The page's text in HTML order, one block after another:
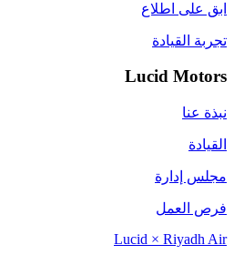
ابق على اطلاع
تجربة القيادة
Lucid Motors
نبذة عنا
القيادة
مجلس إدارة
فرص العمل
Lucid × Riyadh Air